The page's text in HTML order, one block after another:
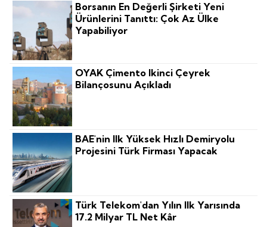
Borsanın En Değerli Şirketi Yeni
Ürünlerini Tanıttı: Çok Az Ülke
Yapabiliyor
OYAK Çimento Ikinci Çeyrek
Bilançosunu Açıkladı
BAE'nin Ilk Yüksek Hızlı Demiryolu
Projesini Türk Firması Yapacak
Türk Telekom'dan Yılın Ilk Yarısında
17.2 Milyar TL Net Kâr